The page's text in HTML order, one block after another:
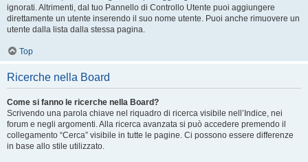
ignorati. Altrimenti, dal tuo Pannello di Controllo Utente puoi aggiungere
direttamente un utente inserendo il suo nome utente. Puoi anche rimuovere un
utente dalla lista dalla stessa pagina.
Top
Ricerche nella Board
Come si fanno le ricerche nella Board?
Scrivendo una parola chiave nel riquadro di ricerca visibile nell’Indice, nei
forum e negli argomenti. Alla ricerca avanzata si può accedere premendo il
collegamento “Cerca” visibile in tutte le pagine. Ci possono essere differenze
in base allo stile utilizzato.